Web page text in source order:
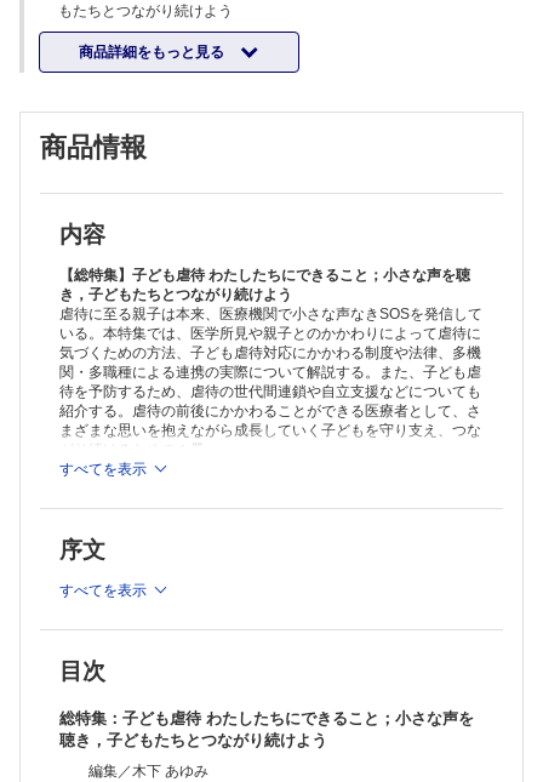
もたちとつながり続けよう
編集／木下 あゆみ
【カラーグラフ】
①子どものキズ・あざを見よう；虐待における記録の残し方／内ヶ崎
【特集にあたって】
気づけますか 子どもからのSOS；子どもたちの未来に思いをはせよう
①小児救急医療の場における子ども虐待予防／白石 裕子
②子どもの性暴力被害の早期発見・介入；性暴力対応看護師（SANE）
の役割と養成プログラム／片岡 笑美子
③院内子ども虐待対応チーム（CPT）看護師の活動；親子の小さな声を
聴き，共に考える／藤本 縁
④医療的ケア児など虐待ハイリスクの子どもにかかわる看護師の役割／
川口 めぐみ
⑤包括的性教育が子どもの「生き抜く力」を育てる；虐待予防・対応の
ための母子保健活動／鈴木 佳奈子
【虐待に早く気がつくために～小さな声・声なき声を聴く～】
①子どもの「こえ」を聴き，代弁するアドボケイトとして／小橋 孝介
②こどもの骨折における画像評価と虐待の可能性／中川 敬介
④子どもの性虐待への対応とRIFCRTMを基にした聞き方／石倉 亜矢子
⑤こどもアドボカシー活動；意見表明を支援する／相澤 仁
【職域を超えた「のりしろのある連携」～多機関・多職種で子どもを守
①子ども虐待対応・予防における医療ソーシャルワーカーのかかわり；
求められる対応／根ケ山 裕子
③地域で生きる子どもたちを知ろう；「困りごと」を聞く積み重ねと子
ども食堂での活動／加藤 雅江
④虐待対応における児童相談所とのじょうずな付き合い方／井上 景
【虐待を受けた子どもたちの未来を考える～つながり続けることの意義
商品詳細をもっと見る
商品情報
内容
【総特集】子ども虐待 わたしたちにできること；小さな声を聴
き，子どもたちとつながり続けよう
虐待に至る親子は本来、医療機関で小さな声なきSOSを発信して
いる。本特集では、医学所見や親子とのかかわりによって虐待に
気づくための方法、子ども虐待対応にかかわる制度や法律、多機
関・多職種による連携の実際について解説する。また、子ども虐
待を予防するため、虐待の世代間連鎖や自立支援などについても
紹介する。虐待の前後にかかわることができる医療者として、さ
まざまな思いを抱えながら成長していく子どもを守り支え、つな
がり続けるための１冊。
すべてを表示
序文
すべてを表示
目次
総特集：子ども虐待 わたしたちにできること；小さな声を
聴き，子どもたちとつながり続けよう
編集／木下 あゆみ